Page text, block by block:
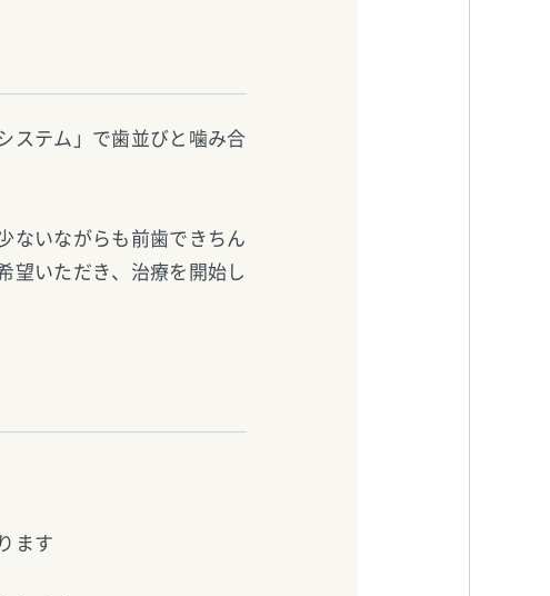
ステム」で歯並びと噛み合
ないながらも前歯できちん
望いただき、治療を開始し
ます